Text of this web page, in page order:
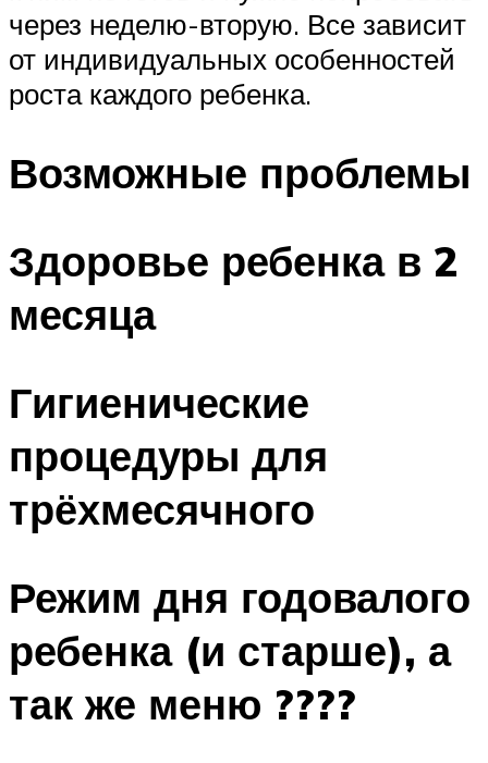
через неделю-вторую. Все зависит
от индивидуальных особенностей
роста каждого ребенка.
Возможные проблемы
Здоровье ребенка в 2
месяца
Гигиенические
процедуры для
трёхмесячного
Режим дня годовалого
ребенка (и старше), а
так же меню ????